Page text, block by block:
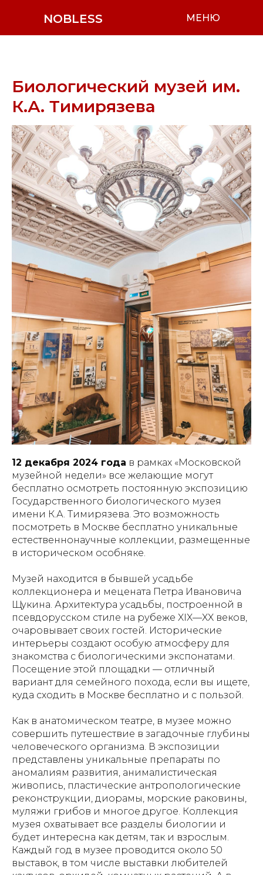
NOBLESS МЕНЮ
Биологический музей им.
К.А. Тимирязева
12 декабря 2024 года в рамках «Московской
музейной недели» все желающие могут
бесплатно осмотреть постоянную экспозицию
Государственного биологического музея
имени К.А. Тимирязева. Это возможность
посмотреть в Москве бесплатно уникальные
естественнонаучные коллекции, размещенные
в историческом особняке.
Музей находится в бывшей усадьбе
коллекционера и мецената Петра Ивановича
Щукина. Архитектура усадьбы, построенной в
псевдорусском стиле на рубеже XIX—XX веков,
очаровывает своих гостей. Исторические
интерьеры создают особую атмосферу для
знакомства с биологическими экспонатами.
Посещение этой площадки — отличный
вариант для семейного похода, если вы ищете,
куда сходить в Москве бесплатно и с пользой.
Как в анатомическом театре, в музее можно
совершить путешествие в загадочные глубины
человеческого организма. В экспозиции
представлены уникальные препараты по
аномалиям развития, анималистическая
живопись, пластические антропологические
реконструкции, диорамы, морские раковины,
муляжи грибов и многое другое. Коллекция
музея охватывает все разделы биологии и
будет интересна как детям, так и взрослым.
Каждый год в музее проводится около 50
выставок, в том числе выставки любителей